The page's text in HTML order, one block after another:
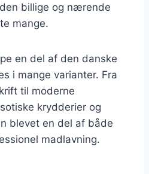
billige og nærende
mange.
en del af den danske
i mange varianter. Fra
til moderne
krydderier og
blevet en del af både
madlavning.